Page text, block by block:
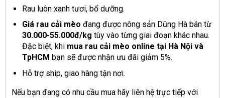
Rau luôn xanh tươi, bổ dưỡng.
Giá rau cải mèo đang được nông sản Dũng Hà bán từ
30.000-55.000đ/kg tùy vào từng giai đoạn khác nhau.
Đặc biệt, khi mua rau cải mèo online tại Hà Nội và
TpHCM bạn sẽ được nhận ưu đãi giảm 5%.
Hỗ trợ ship, giao hàng tận nơi.
Nếu bạn đang có nhu cầu mua hãy liên hệ trực tiếp với